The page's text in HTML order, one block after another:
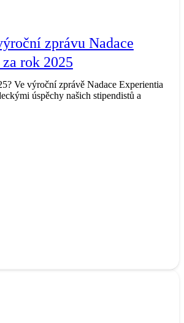
zprávu Nadace
rok 2025
Ve výroční zprávě Nadace Experientia
úspěchy našich stipendistů a